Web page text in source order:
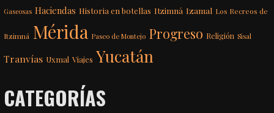
Gaseosas Haciendas Historia en botellas Itzimná Izamal Los Recreos de
Itzimná Mérida Paseo de Montejo Progreso Religión Sisal
Tranvías Uxmal Viajes Yucatán
CATEGORÍAS